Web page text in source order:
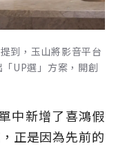
到，玉山將影音平台
UP選」方案，開創
中新增了喜鴻假
正是因為先前的